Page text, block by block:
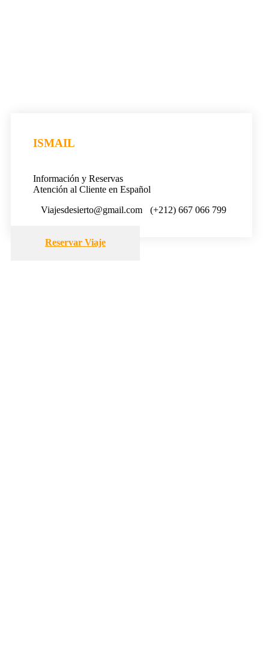
ISMAIL
Información y Reservas
Atención al Cliente en Español
Viajesdesierto@gmail.com
(+212) 667 066 799
Reservar Viaje